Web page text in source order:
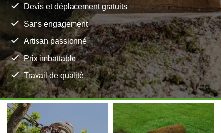
Devis et déplacement gratuits
Sans engagement
Artisan passionné
Prix imbattable
Travail de qualité